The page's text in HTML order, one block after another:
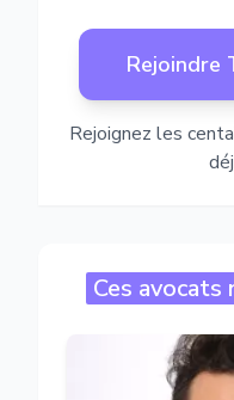
Rejoindre
Rejoignez les
Ces